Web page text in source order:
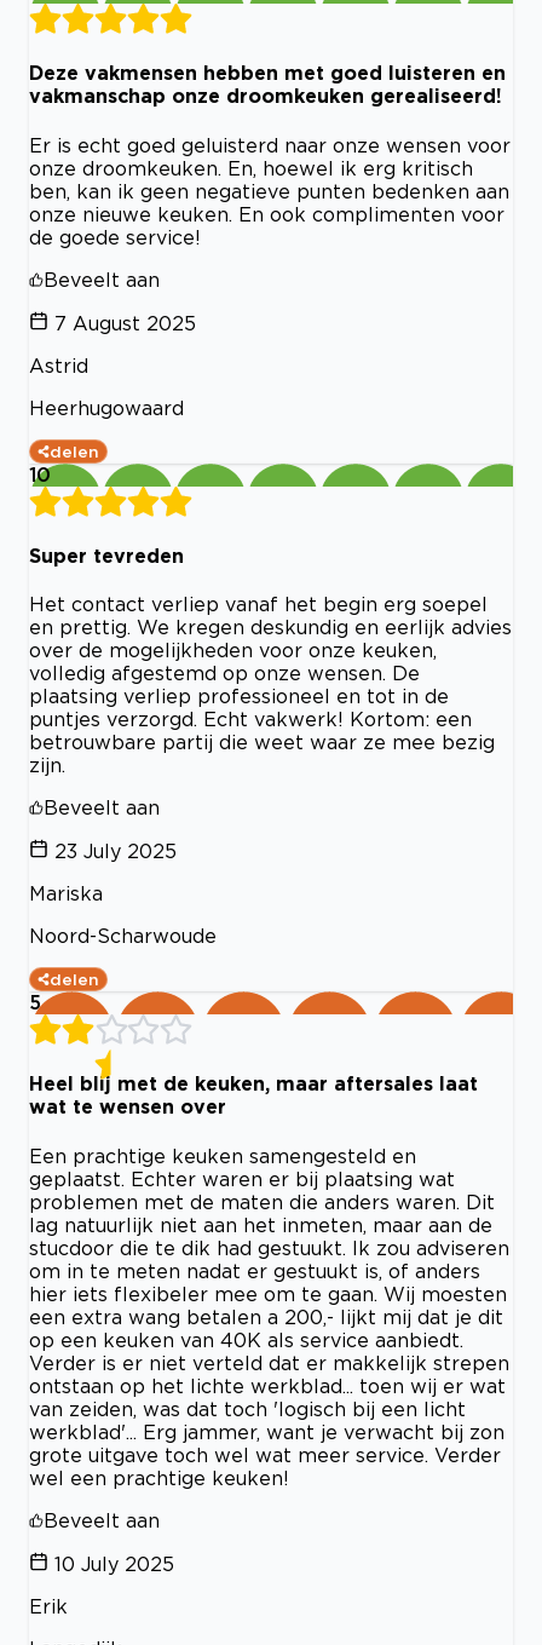
Deze vakmensen hebben met goed luisteren en
vakmanschap onze droomkeuken gerealiseerd!
Er is echt goed geluisterd naar onze wensen voor
onze droomkeuken. En, hoewel ik erg kritisch
ben, kan ik geen negatieve punten bedenken aan
onze nieuwe keuken. En ook complimenten voor
de goede service!
Beveelt aan
7 August 2025
Astrid
Heerhugowaard
delen
10
Super tevreden
Het contact verliep vanaf het begin erg soepel
en prettig. We kregen deskundig en eerlijk advies
over de mogelijkheden voor onze keuken,
volledig afgestemd op onze wensen. De
plaatsing verliep professioneel en tot in de
puntjes verzorgd. Echt vakwerk! Kortom: een
betrouwbare partij die weet waar ze mee bezig
zijn.
Beveelt aan
23 July 2025
Mariska
Noord-Scharwoude
delen
5
Heel blij met de keuken, maar aftersales laat
wat te wensen over
Een prachtige keuken samengesteld en
geplaatst. Echter waren er bij plaatsing wat
problemen met de maten die anders waren. Dit
lag natuurlijk niet aan het inmeten, maar aan de
stucdoor die te dik had gestuukt. Ik zou adviseren
om in te meten nadat er gestuukt is, of anders
hier iets flexibeler mee om te gaan. Wij moesten
een extra wang betalen a 200,- lijkt mij dat je dit
op een keuken van 40K als service aanbiedt.
Verder is er niet verteld dat er makkelijk strepen
ontstaan op het lichte werkblad... toen wij er wat
van zeiden, was dat toch 'logisch bij een licht
werkblad'... Erg jammer, want je verwacht bij zon
grote uitgave toch wel wat meer service. Verder
wel een prachtige keuken!
Beveelt aan
10 July 2025
Erik